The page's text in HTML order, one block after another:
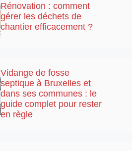
Rénovation : comment
gérer les déchets de
chantier efficacement ?
Vidange de fosse
septique à Bruxelles et
dans ses communes : le
guide complet pour rester
en règle